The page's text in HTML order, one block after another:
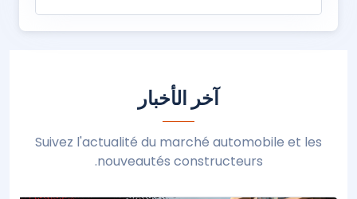
آخر الأخبار
Suivez l'actualité du marché automobile et les
nouveautés constructeurs.